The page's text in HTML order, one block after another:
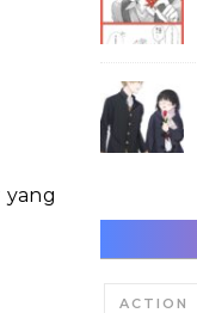
yang
ACTION